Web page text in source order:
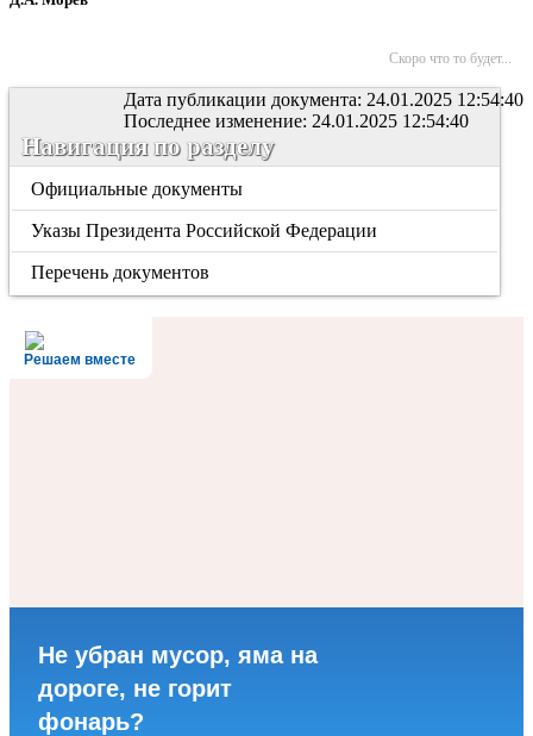
Скоро что то будет...
Дата публикации документа: 24.01.2025 12:54:40
Последнее изменение: 24.01.2025 12:54:40
Навигация по разделу
Официальные документы
Указы Президента Российской Федерации
Перечень документов
Решаем вместе
Не убран мусор, яма на
дороге, не горит
фонарь?